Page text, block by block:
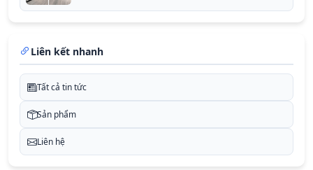
Liên kết nhanh
Tất cả tin tức
Sản phẩm
Liên hệ